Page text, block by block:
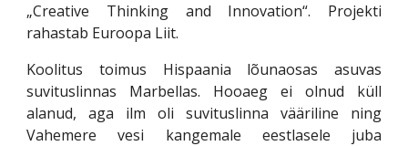
„Creative Thinking and Innovation“. Projekti
rahastab Euroopa Liit.
Koolitus toimus Hispaania lõunaosas asuvas
suvituslinnas Marbellas. Hooaeg ei olnud küll
alanud, aga ilm oli suvituslinna vääriline ning
Vahemere vesi kangemale eestlasele juba